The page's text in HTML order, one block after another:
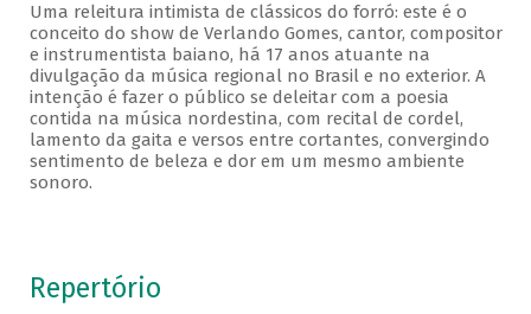
Uma releitura intimista de clássicos do forró: este é o
conceito do show de Verlando Gomes, cantor, compositor
e instrumentista baiano, há 17 anos atuante na
divulgação da música regional no Brasil e no exterior. A
intenção é fazer o público se deleitar com a poesia
contida na música nordestina, com recital de cordel,
lamento da gaita e versos entre cortantes, convergindo
sentimento de beleza e dor em um mesmo ambiente
sonoro.
Repertório